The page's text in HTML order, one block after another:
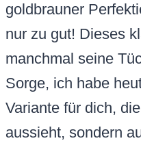
goldbrauner
nur zu gut! Dieses
manchmal seine
Sorge, ich habe
Variante für dich,
aussieht, sondern